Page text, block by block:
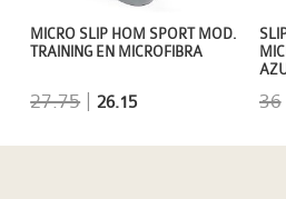
36|
MICRO SLIP HOM SPORT MOD.
TRAINING EN MICROFIBRA
27.75 |26.15